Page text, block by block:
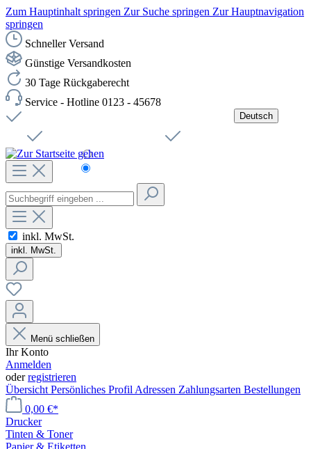
Zum Hauptinhalt springen Zur Suche springen Zur Hauptnavigation
springen
Schneller Versand
Günstige Versandkosten
30 Tage Rückgaberecht
Service - Hotline 0123 - 45678
Deutsch
Čeština
inkl. MwSt.
inkl. MwSt.
Menü schließen
Ihr Konto
Anmelden
oderregistrieren
Übersicht Persönliches Profil Adressen Zahlungsarten Bestellungen
0,00 €*
Drucker
Tinten & Toner
Papier & Etiketten